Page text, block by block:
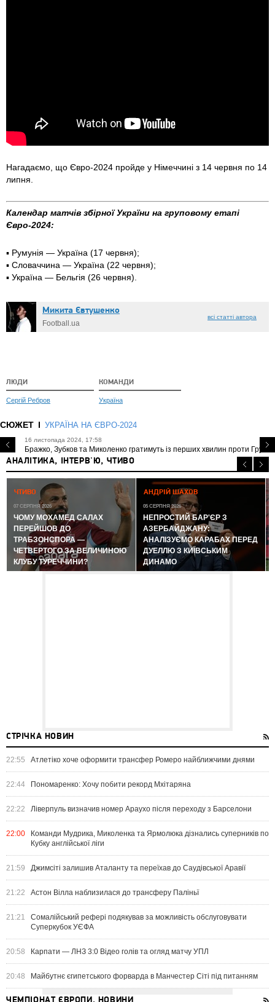
Нагадаємо, що Євро-2024 пройде у Німеччині з 14 червня по 14
липня.
Календар матчів збірної України на груповому етапі
Євро-2024:
▪️ Румунія — Україна (17 червня);
▪️ Словаччина — Україна (22 червня);
▪️ Україна — Бельгія (26 червня).
Микита Євтушенко
Football.ua
всі статті автора
ЛЮДИ
Сергій Ребров
КОМАНДИ
Україна
СЮЖЕТ УКРАЇНА НА ЄВРО-2024
16 листопада 2024, 17:58
Бражко, Зубков та Миколенко гратимуть із перших хвилин проти Грузії
АНАЛІТИКА, ІНТЕРВ'Ю, ЧТИВО
ЧТИВО
07 СЕРПНЯ 2026
ЧОМУ МОХАМЕД САЛАХ
ПЕРЕЙШОВ ДО
ТРАБЗОНСПОРА —
ЧЕТВЕРТОГО ЗА ВЕЛИЧИНОЮ
КЛУБУ ТУРЕЧЧИНИ?
АНДРІЙ ШАХОВ
05 СЕРПНЯ 2026
НЕПРОСТИЙ БАР'ЄР З
АЗЕРБАЙДЖАНУ:
АНАЛІЗУЄМО КАРАБАХ ПЕРЕД
ДУЕЛЛЮ З КИЇВСЬКИМ
ДИНАМО
СТРІЧКА НОВИН
22:55 Атлетіко хоче оформити трансфер Ромеро найближчими днями
22:44 Пономаренко: Хочу побити рекорд Мхітаряна
22:22 Ліверпуль визначив номер Араухо після переходу з Барселони
22:00
Команди Мудрика, Миколенка та Ярмолюка дізнались суперників по
Кубку англійської ліги
21:59 Джимсіті залишив Аталанту та переїхав до Саудівської Аравії
21:22 Астон Вілла наблизилася до трансферу Паліньї
21:21
Сомалійський рефері подякував за можливість обслуговувати
Суперкубок УЄФА
20:58 Карпати — ЛНЗ 3:0 Відео голів та огляд матчу УПЛ
20:48 Майбутнє єгипетського форварда в Манчестер Сіті під питанням